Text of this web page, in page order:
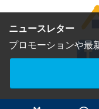
ニュースレター
プロモーションや最